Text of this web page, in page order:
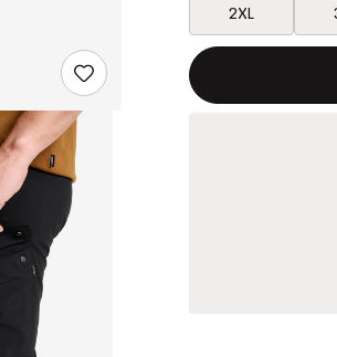
2XL
Deze knop opent
{{size}} niet